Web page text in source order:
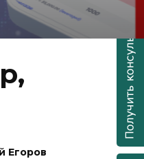
Егоров